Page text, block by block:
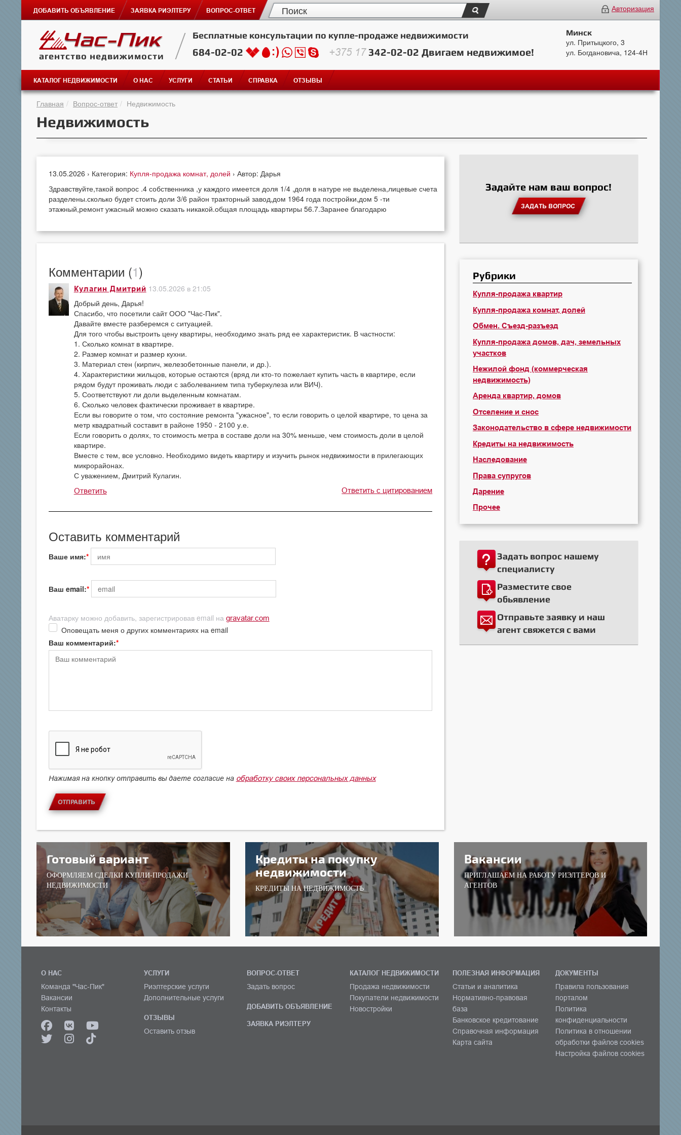
ДОБАВИТЬ ОБЪЯВЛЕНИЕ ЗАЯВКА РИЭЛТЕРУ ВОПРОС-ОТВЕТ Авторизация
агентство недвижимости
Бесплатные консультации по купле-продаже недвижимости
684-02-02 +375 17342-02-02 Двигаем недвижимое!
Минск
ул. Притыцкого, 3
ул. Богдановича, 124-4Н
КАТАЛОГ НЕДВИЖИМОСТИ О НАС УСЛУГИ СТАТЬИ СПРАВКА ОТЗЫВЫ
Главная Вопрос-ответ Недвижимость
Недвижимость
13.05.2026 › Категория: Купля-продажа комнат, долей › Автор: Дарья
Здравствуйте,такой вопрос .4 собственника ,у каждого имеется доля 1/4 ,доля в натуре не выделена,лицевые счета
разделены.сколько будет стоить доли 3/6 район тракторный завод,дом 1964 года постройки,дом 5 -ти
этажный,ремонт ужасный можно сказать никакой.общая площадь квартиры 56.7.Заранее благодарю
Комментарии (1)
Кулагин Дмитрий 13.05.2026 в 21:05
Добрый день, Дарья!
Спасибо, что посетили сайт ООО "Час-Пик".
Давайте вместе разберемся с ситуацией.
Для того чтобы выстроить цену квартиры, необходимо знать ряд ее характеристик. В частности:
1. Сколько комнат в квартире.
2. Размер комнат и размер кухни.
3. Материал стен (кирпич, железобетонные панели, и др.).
4. Характеристики жильцов, которые остаются (вряд ли кто-то пожелает купить часть в квартире, если
рядом будут проживать люди с заболеванием типа туберкулеза или ВИЧ).
5. Соответствуют ли доли выделенным комнатам.
6. Сколько человек фактически проживает в квартире.
Если вы говорите о том, что состояние ремонта "ужасное", то если говорить о целой квартире, то цена за
метр квадратный составит в районе 1950 - 2100 у.е.
Если говорить о долях, то стоимость метра в составе доли на 30% меньше, чем стоимость доли в целой
квартире.
Вместе с тем, все условно. Необходимо видеть квартиру и изучить рынок недвижимости в прилегающих
микрорайонах.
С уважением, Дмитрий Кулагин.
Ответить Ответить с цитированием
Оставить комментарий
Ваше имя:
Ваш email:
Аватарку можно добавить, зарегистрировав email на gravatar.com
Оповещать меня о других комментариях на email
Ваш комментарий:
Нажимая на кнопку отправить вы даете согласие на обработку своих персональных данных
ОТПРАВИТЬ
Задайте нам ваш вопрос!
ЗАДАТЬ ВОПРОС
Рубрики
Купля-продажа квартир
Купля-продажа комнат, долей
Обмен. Съезд-разъезд
Купля-продажа домов, дач, земельных
участков
Нежилой фонд (коммерческая
недвижимость)
Аренда квартир, домов
Отселение и снос
Законодательство в сфере недвижимости
Кредиты на недвижимость
Наследование
Права супругов
Дарение
Прочее
Задать вопрос нашему
специалисту
Разместите свое
обьявление
Отправьте заявку и наш
агент свяжется с вами
Готовый вариант
ОФОРМЛЯЕМ СДЕЛКИ КУПЛИ-ПРОДАЖИ
НЕДВИЖИМОСТИ
Кредиты на покупку
недвижимости
КРЕДИТЫ НА НЕДВИЖИМОСТЬ
Вакансии
ПРИГЛАШАЕМ НА РАБОТУ РИЭЛТЕРОВ И
АГЕНТОВ
О НАС
Команда "Час-Пик"
Вакансии
Контакты
УСЛУГИ
Риэлтерские услуги
Дополнительные услуги
ОТЗЫВЫ
Оставить отзыв
ВОПРОС-ОТВЕТ
Задать вопрос
ДОБАВИТЬ ОБЪЯВЛЕНИЕ
ЗАЯВКА РИЭЛТЕРУ
КАТАЛОГ НЕДВИЖИМОСТИ
Продажа недвижимости
Покупатели недвижимости
Новостройки
ПОЛЕЗНАЯ ИНФОРМАЦИЯ
Статьи и аналитика
Нормативно-правовая
база
Банковское кредитование
Справочная информация
Карта сайта
ДОКУМЕНТЫ
Правила пользования
порталом
Политика
конфиденциальности
Политика в отношении
обработки файлов cookies
Настройка файлов cookies